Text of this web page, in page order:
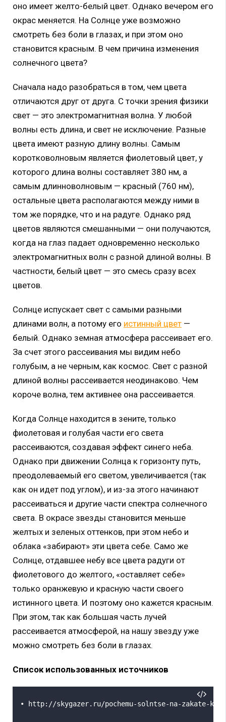
оно имеет желто-белый цвет. Однако вечером его
окрас меняется. На Солнце уже возможно
смотреть без боли в глазах, и при этом оно
становится красным. В чем причина изменения
солнечного цвета?
Сначала надо разобраться в том, чем цвета
отличаются друг от друга. С точки зрения физики
свет — это электромагнитная волна. У любой
волны есть длина, и свет не исключение. Разные
цвета имеют разную длину волны. Самым
коротковолновым является фиолетовый цвет, у
которого длина волны составляет 380 нм, а
самым длинноволновым — красный (760 нм),
остальные цвета располагаются между ними в
том же порядке, что и на радуге. Однако ряд
цветов являются смешанными — они получаются,
когда на глаз падает одновременно несколько
электромагнитных волн с разной длиной волны. В
частности, белый цвет — это смесь сразу всех
цветов.
Солнце испускает свет с самыми разными
длинами волн, а потому его истинный цвет —
белый. Однако земная атмосфера рассеивает его.
За счет этого рассеивания мы видим небо
голубым, а не черным, как космос. Свет с разной
длиной волны рассеивается неодинаково. Чем
короче волна, тем активнее она рассеивается.
Когда Солнце находится в зените, только
фиолетовая и голубая части его света
рассеиваются, создавая эффект синего неба.
Однако при движении Солнца к горизонту путь,
преодолеваемый его светом, увеличивается (так
как он идет под углом), и из-за этого начинают
рассеиваться и другие части спектра солнечного
света. В окрасе звезды становится меньше
желтых и зеленых оттенков, при этом небо и
облака «забирают» эти цвета себе. Само же
Солнце, отдавшее небу все цвета радуги от
фиолетового до желтого, «оставляет себе»
только оранжевую и красную части своего
истинного цвета. И поэтому оно кажется красным.
При этом, так как большая часть лучей
рассеивается атмосферой, на нашу звезду уже
можно смотреть без боли в глазах.
Список использованных источников
• http://skygazer.ru/pochemu-solntse-na-zakate-